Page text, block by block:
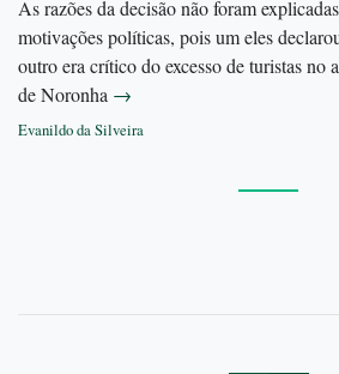
As razões da decisão não foram
motivações políticas, pois um eles
outro era crítico do excesso de turistas no
de Noronha →
Evanildo da Silveira